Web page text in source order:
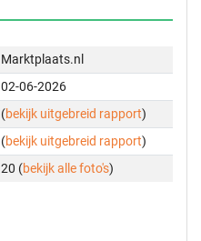
Marktplaats.nl
02-06-2026
(bekijk uitgebreid rapport)
(bekijk uitgebreid rapport)
20 (bekijk alle foto's)